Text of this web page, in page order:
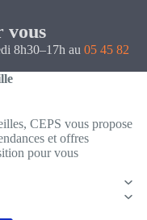
vous
8h30–17h au 05 45 82
CEPS vous propose
et offres
pour vous